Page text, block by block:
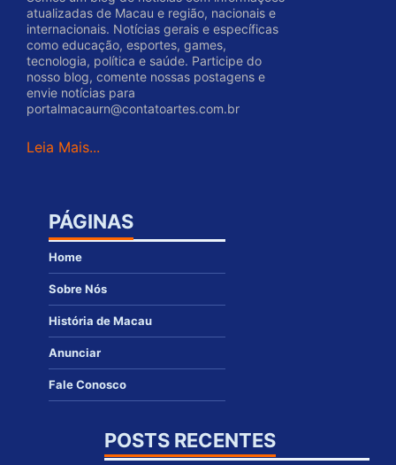
atualizadas de Macau e região, nacionais e
internacionais. Notícias gerais e específicas
como educação, esportes, games,
tecnologia, política e saúde. Participe do
nosso blog, comente nossas postagens e
envie notícias para
portalmacaurn@contatoartes.com.br
Leia Mais...
PÁGINAS
Home
Sobre Nós
História de Macau
Anunciar
Fale Conosco
POSTS RECENTES